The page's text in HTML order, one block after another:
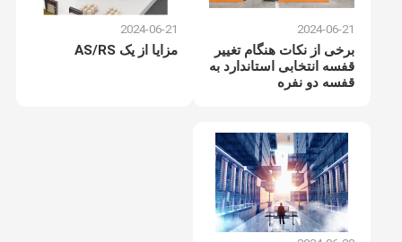
2024-06-21
برخی از نکات هنگام تغییر
قفسه انتخابی استاندارد به
قفسه دو نفره
2024-06-21
مزایا از یک AS/RS